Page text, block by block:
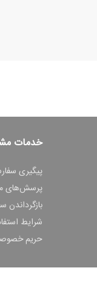
خدمات
پیگیری
پرسش‌های
بازگرداندن
شرایط
حریم